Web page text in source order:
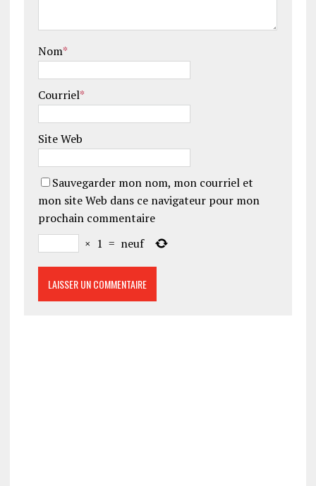
Nom*
Courriel*
Site Web
Sauvegarder mon nom, mon courriel et
mon site Web dans ce navigateur pour mon
prochain commentaire
× 1 = neuf